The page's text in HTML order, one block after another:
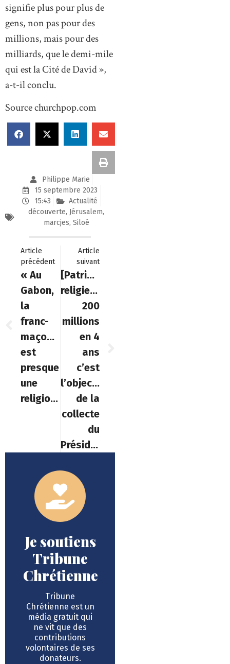
signifie plus pour plus de
gens, non pas pour des
millions, mais pour des
milliards, que le demi-mile
qui est la Cité de David »,
a-t-il conclu.
Source churchpop.com
Philippe Marie
15 septembre 2023
15:43
Actualité
découverte, Jérusalem,
marcjes, Siloé
Article
précédent
« Au
Gabon,
la
franc-
maçonnerie
est
presque
une
religion »
Article
suivant
[Patrimoine
religieux]:
200
millions
en 4
ans
c’est
l’objectif
de la
collecte
du
Président
Je soutiens
Tribune
Chrétienne
Tribune
Chrétienne est un
média gratuit qui
ne vit que des
contributions
volontaires de ses
donateurs.